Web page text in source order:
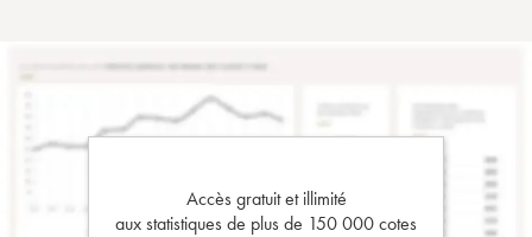
Accès gratuit et illimité
aux statistiques de plus de 150 000 cotes